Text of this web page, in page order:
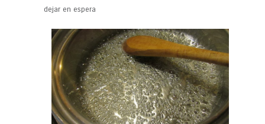
dejar en espera